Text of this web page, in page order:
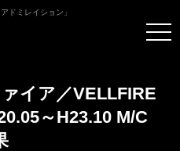
ドミレイション」
ァイア／VELLFIRE
～H23.10 M/C